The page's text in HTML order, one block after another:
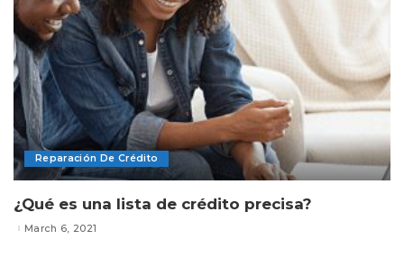
Reparación De Crédito
¿Qué es una lista de crédito precisa?
March 6, 2021